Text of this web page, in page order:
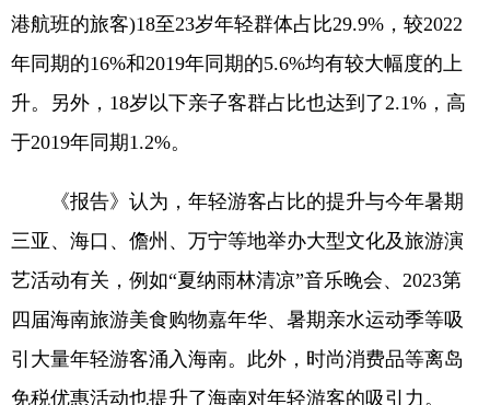
港航班的旅客)18至23岁年轻群体占比29.9%，较2022
年同期的16%和2019年同期的5.6%均有较大幅度的上
升。另外，18岁以下亲子客群占比也达到了2.1%，高
于2019年同期1.2%。
《报告》认为，年轻游客占比的提升与今年暑期
三亚、海口、儋州、万宁等地举办大型文化及旅游演
艺活动有关，例如“夏纳雨林清凉”音乐晚会、2023第
四届海南旅游美食购物嘉年华、暑期亲水运动季等吸
引大量年轻游客涌入海南。此外，时尚消费品等离岛
免税优惠活动也提升了海南对年轻游客的吸引力。